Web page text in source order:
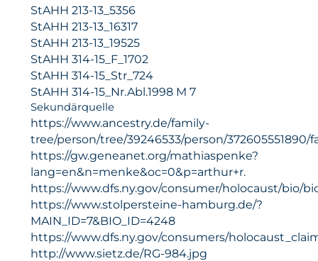
StAHH 213-13_5356
StAHH 213-13_16317
StAHH 213-13_19525
StAHH 314-15_F_1702
StAHH 314-15_Str_724
StAHH 314-15_Nr.Abl.1998 M 7
Sekundärquelle
https://www.ancestry.de/family-
tree/person/tree/39246533/person/372605551890/
https://gw.geneanet.org/mathiaspenke?
lang=en&n=menke&oc=0&p=arthur+r.
https://www.dfs.ny.gov/consumer/holocaust/bio/
https://www.stolpersteine-hamburg.de/?
MAIN_ID=7&BIO_ID=4248
https://www.dfs.ny.gov/consumers/
http://www.sietz.de/RG-984.jpg